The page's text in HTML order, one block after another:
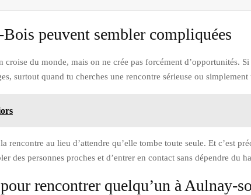
peuvent sembler compliquées
croise du monde, mais on ne crée pas forcément d’opportunités.
surtout quand tu cherches une rencontre sérieuse ou
au lieu d’attendre qu’elle tombe toute seule. Et c’est
personnes proches et d’entrer en contact sans dépendre du
rencontrer quelqu’un à Aulnay-